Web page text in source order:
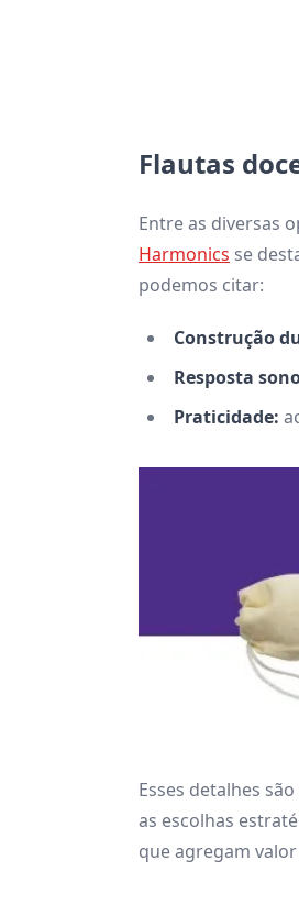
Flautas
Entre as diversas
Harmonics se
podemos citar:
Construção
Resposta
Praticidade:
Esses detalhes
as escolhas
que agregam